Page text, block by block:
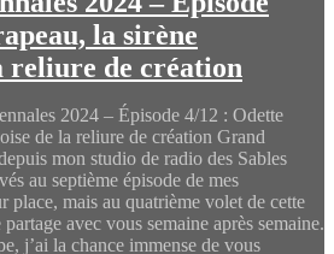
la sirène
reliure de création
2024 – Épisode 4/12 : Odette
de la reliure de création Grand
mon studio de radio des Sables
au septième épisode de mes
place, mais au quatrième volet de cette
avec vous semaine après semaine.
j’ai la chance immense de vous